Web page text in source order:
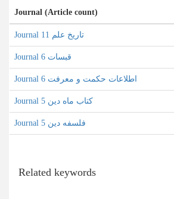
Journal (Article count)
Journal تاریخ علم 11
Journal قبسات 6
Journal اطلاعات حکمت و معرفت 6
Journal کتاب ماه دین 5
Journal فلسفه دین 5
Related keywords